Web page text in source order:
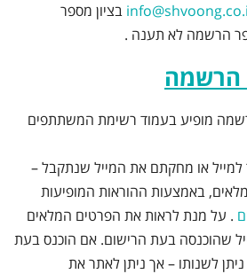
בציון מספר
הרשמה לא תענה .
הרשמה
מופיע בעמוד רשימת המשתתפים
או מחקתם את המייל שנתקבל –
באמצעות ההוראות המופיעות
. על מנת לראות את הפרטים המלאים
שהוכנסה בעת הרישום. אם הוכנס בעת
לשנותו – אך ניתן לאתר את